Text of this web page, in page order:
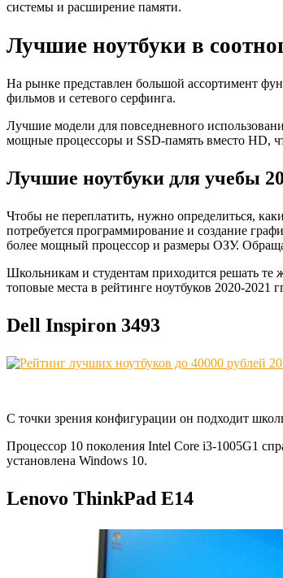
системы и расширение памяти.
Лучшие ноутбуки в
На рынке представлен большой ассортимент
фильмов и сетевого серфинга.
Лучшие модели для повседневного
мощные процессоры и SSD-память вместо HD,
Лучшие ноутбуки для учебы
Чтобы не переплатить, нужно определиться,
потребуется программирование и создание
более мощный процессор и размеры ОЗУ.
Школьникам и студентам приходится решать
топовые места в рейтинге ноутбуков 2020-2021
Dell Inspiron 3493
С точки зрения конфигурации он подходит
Процессор 10 поколения Intel Core i3-1005G1
установлена Windows 10.
Lenovo ThinkPad E14